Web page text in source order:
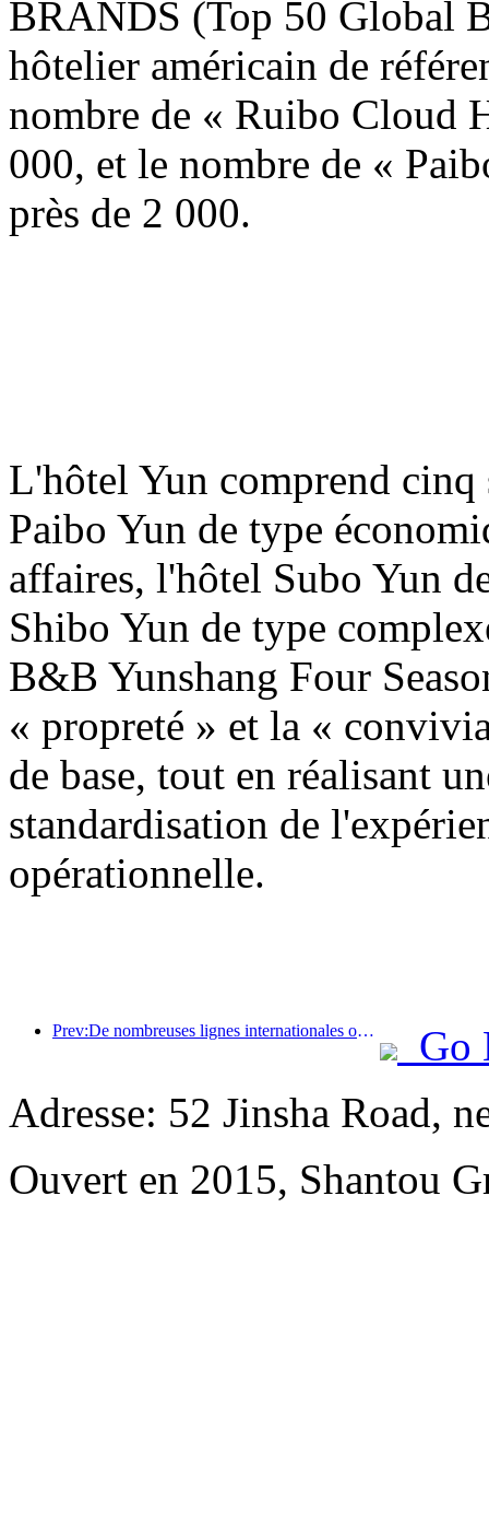
BRANDS (Top 50 Global
hôtelier américain de
nombre de « Ruibo Cloud
000, et le nombre de «
près de 2 000.
L'hôtel Yun comprend cinq
Paibo Yun de type
affaires, l'hôtel Subo Yun
Shibo Yun de type
B&B Yunshang Four
« propreté » et la «
de base, tout en réalisant
standardisation de
opérationnelle.
Prev:De nombreuses lignes internationales ont été ouvertes et augmentées récemment
Go
Adresse: 52 Jinsha Road,
Ouvert en 2015, Shantou